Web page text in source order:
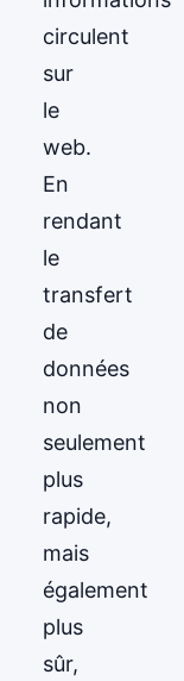
circulent
sur
le
web.
En
rendant
le
transfert
de
données
non
seulement
plus
rapide,
mais
également
plus
sûr,